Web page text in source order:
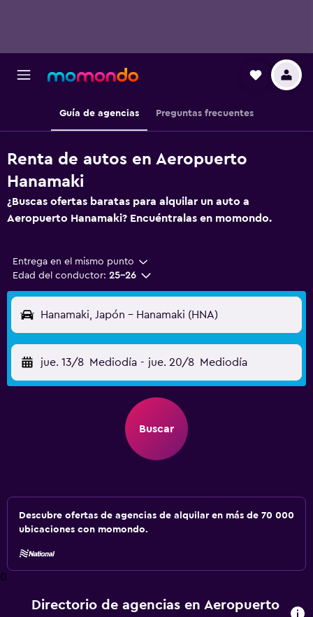
Guía de agencias Preguntas frecuentes
Renta de autos en Aeropuerto
Hanamaki
¿Buscas ofertas baratas para alquilar un auto a
Aeropuerto Hanamaki? Encuéntralas en momondo.
Entrega en el mismo punto
Edad del conductor: 25-26
Hanamaki, Japón - Hanamaki (HNA)
jue. 13/8 Mediodía - jue. 20/8 Mediodía
Buscar
Descubre ofertas de agencias de alquilar en más de 70 000
ubicaciones con momondo.
0
Directorio de agencias en Aeropuerto